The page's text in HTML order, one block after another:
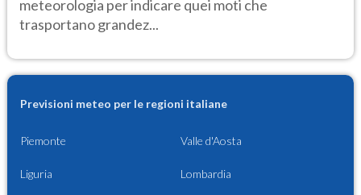
meteorologia per indicare quei moti che
trasportano grandez...
Previsioni meteo per le regioni italiane
Piemonte Valle d'Aosta
Liguria Lombardia